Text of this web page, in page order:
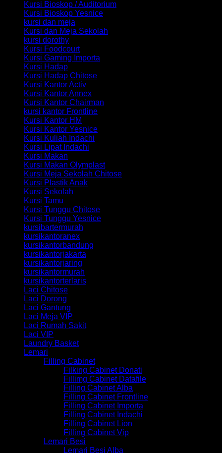
Kursi Bioskop / Auditorium
Kursi Bioskop Yesnice
kursi dan meja
Kursi dan Meja Sekolah
kursi dorothy
Kursi Foodcourt
Kursi Gaming Importa
Kursi Hadap
Kursi Hadap Chitose
Kursi Kantor Activ
Kursi Kantor Annex
Kursi Kantor Chairman
kursi kantor Frontline
Kursi Kantor HM
Kursi Kantor Yesnice
Kursi Kuliah Indachi
Kursi Lipat Indachi
Kursi Makan
Kursi Makan Olymplast
Kursi Meja Sekolah Chitose
Kursi Plastik Anak
Kursi Sekolah
Kursi Tamu
Kursi Tunggu Chitose
Kursi Tunggu Yesnice
kursibartermurah
kursikantoranex
kursikantorbandung
kursikantorjakarta
kursikantorjaring
kursikantormurah
kursikantorterlaris
Laci Chitose
Laci Dorong
Laci Gantung
Laci Meja VIP
Laci Rumah Sakit
Laci VIP
Laundry Basket
Lemari
Filling Cabinet
Filking Cabinet Donati
Fillimg Cabinet Datafile
Filling Cabinet Alba
Filling Cabinet Frontline
Filling Cabinet Importa
Filling Cabinet Indachi
Filling Cabinet Lion
Filling Cabinet Vip
Lemari Besi
Lemari Besi Alba